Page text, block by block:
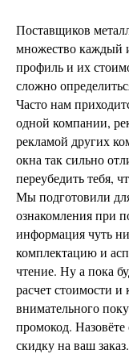
Поставщиков
множество каждый
профиль и их
сложно
Часто нам
одной компании,
рекламой других
окна так сильно
переубедить тебя,
Мы подготовили
ознакомления при
информация чуть
комплектацию и
чтение. Ну а пока
расчет стоимости и
внимательного
промокод.
скидку на ваш заказ.